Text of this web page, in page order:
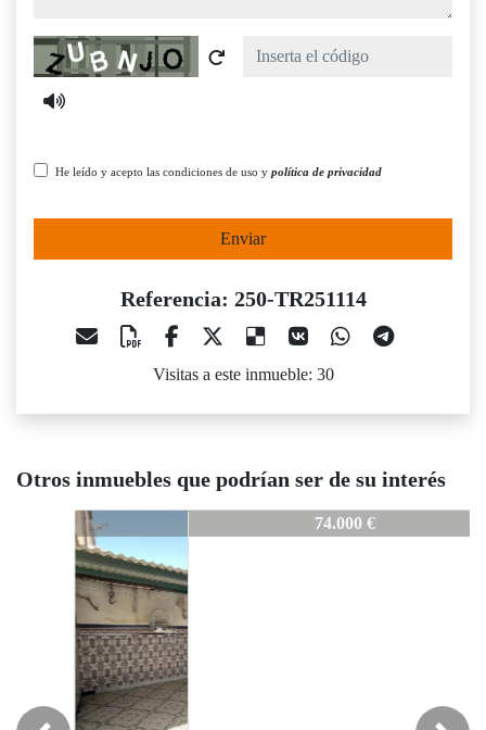
Captcha
He leído y acepto las condiciones de uso y política de privacidad
Enviar
Referencia: 250-TR251114
Visitas a este inmueble: 30
Otros inmuebles que podrían ser de su interés
250-TR251114